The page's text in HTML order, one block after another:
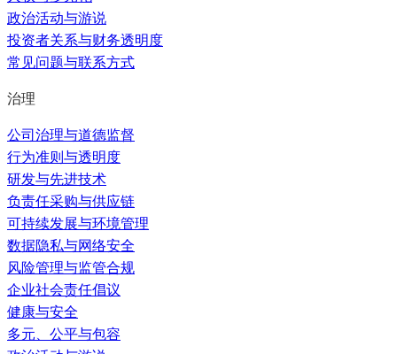
政治活动与游说
投资者关系与财务透明度
常见问题与联系方式
治理
公司治理与道德监督
行为准则与透明度
研发与先进技术
负责任采购与供应链
可持续发展与环境管理
数据隐私与网络安全
风险管理与监管合规
企业社会责任倡议
健康与安全
多元、公平与包容